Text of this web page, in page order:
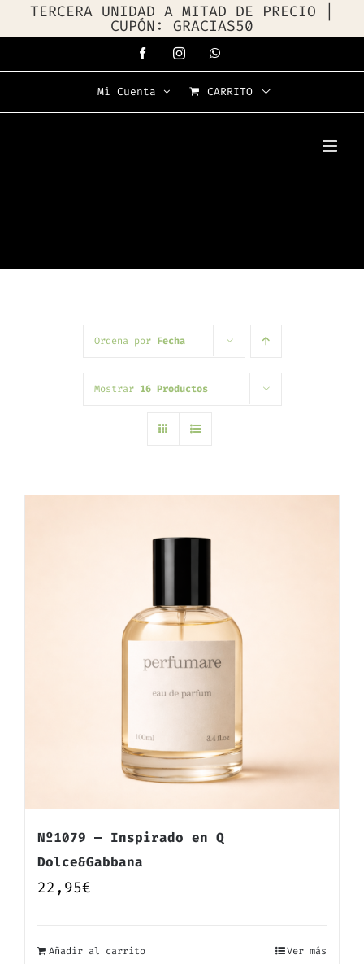
TERCERA UNIDAD A MITAD DE PRECIO |
CUPÓN: GRACIAS50
al
FacebookInstagramWhatsApp
Mi Cuenta CARRITO
Ordena por Fecha
Mostrar 16 Productos
Nº1079 — Inspirado en Q
Dolce&Gabbana
22,95€
Añadir al carrito Ver más